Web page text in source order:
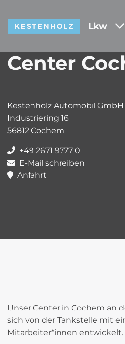
Lkw
Center
Kestenholz Automobil GmbH
Industriering 16
56812 Cochem
+49 2671 9777 0
E-Mail schreiben
Anfahrt
Unser Center in Cochem an
sich von der Tankstelle mit
Mitarbeiter*innen entwickelt.